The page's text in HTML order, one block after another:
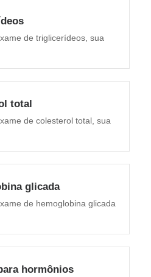
de triglicerídeos, sua
total
de colesterol total, sua
glicada
de hemoglobina glicada
hormônios